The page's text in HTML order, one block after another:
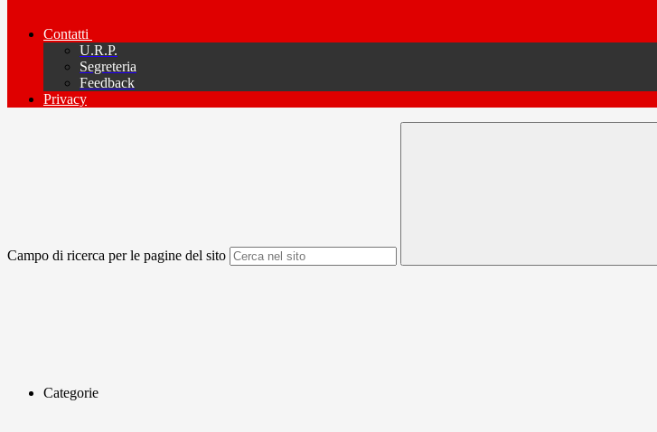
Contatti
U.R.P.
Segreteria
Feedback
Privacy
Campo di ricerca per le pagine del sito
Categorie